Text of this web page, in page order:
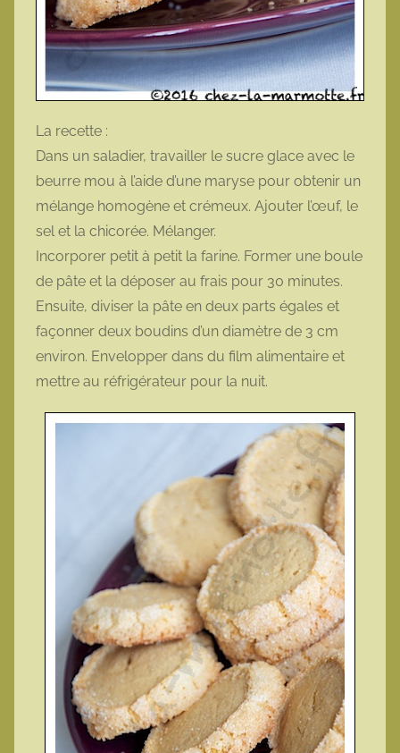
La recette :
Dans un saladier, travailler le sucre glace avec le
beurre mou à l’aide d’une maryse pour obtenir un
mélange homogène et crémeux. Ajouter l’œuf, le
sel et la chicorée. Mélanger.
Incorporer petit à petit la farine. Former une boule
de pâte et la déposer au frais pour 30 minutes.
Ensuite, diviser la pâte en deux parts égales et
façonner deux boudins d’un diamètre de 3 cm
environ. Envelopper dans du film alimentaire et
mettre au réfrigérateur pour la nuit.